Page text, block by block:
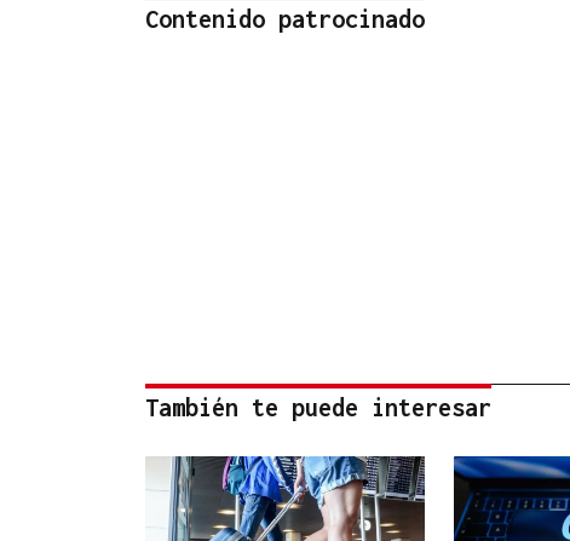
Contenido patrocinado
También te puede interesar